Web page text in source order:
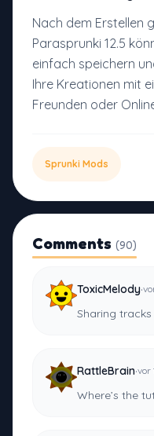
Nach dem Erstellen
Parasprunki 12.5
einfach speichern
Ihre Kreationen mit
Freunden oder
Sprunki Mods
Comments (90)
ToxicMelody·
Sharing
RattleBrain·vor
Where’s the